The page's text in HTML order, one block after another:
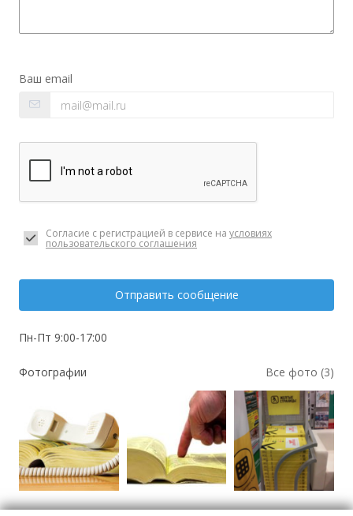
Ваш email
Согласие с регистрацией в сервисе на условиях
пользовательского соглашения
Отправить сообщение
Пн-Пт 9:00-17:00
Фотографии Все фото (3)